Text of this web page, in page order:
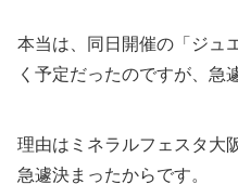
本当は、同日開催の「ジュ
く予定だったのですが、急
理由はミネラルフェスタ大
急遽決まったからです。